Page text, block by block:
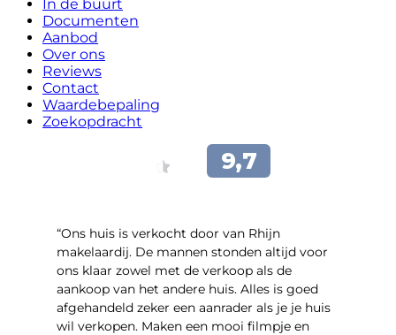
In de buurt
Documenten
Aanbod
Over ons
Reviews
Contact
Waardebepaling
Zoekopdracht
“Ons huis is verkocht door van Rhijn
makelaardij. De mannen stonden altijd voor
ons klaar zowel met de verkoop als de
aankoop van het andere huis. Alles is goed
afgehandeld zeker een aanrader als je je huis
wil verkopen. Maken een mooi filmpje en